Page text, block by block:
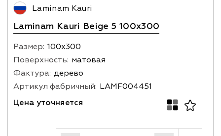
Laminam Kauri
Laminam Kauri Beige 5 100x300
Размер: 100х300
Поверхность: матовая
Фактура: дерево
Артикул фабричный: LAMF004451
Цена уточняется